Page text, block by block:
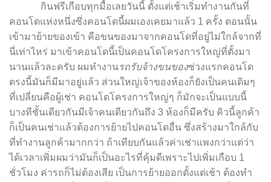
กินฟรีเกือบทุกมื้อเลยวันนี้ ตั้งแต่เช้าเริ่มทำงานกันที่
คอนโดแห่งหนึ่งซึ่งคอนโดนี้ผมเองเคยมาแล้ว 1 ครั้ง ตอนนั้น
เข้ามาย้ายของเข้า คือขนของมาจากคอนโดที่อยู่ไม่ใกล้จากที่
นี่เท่าไหร่ มาเข้าคอนโดนี้เป็นคอนโดโครงการใหญ่ที่ตั้งมา
นานแล้วละครับ ผมทำงานรถรับจ้างขนของช่วงแรกคอนโด
ตรงนี้มันก็มีมาอยู่แล้ว ส่วนใหญ่เจ้าของห้องก็ยังเป็นคนเดิมๆ
ที่เปลี่ยนคือผู้เช่า คอนโดโครงการใหญ่ๆ ก็มักจะเป็นแบบนี้
บางทีชั้นเดียวกันมีเจ้าคนเดียวกันถึง 3 ห้องก็มีครับ คิวนี้ลูกค้า
ก็เป็นคนเช่าแล้วต้องการย้ายไปคอนโดอื่น ซึ่งสร้างมาใกล้กับ
ที่ทำงานลูกค้ามากกว่า ถ้าเทียบกันแล้วค่าเช่าแพงกว่าแต่ว่า
ได้เวลาเพิ่มผมว่ามันก็เป็นอะไรที่คุ้มดีเพราะไปเพิ่มเกือบ 1
ชั่วโมง ค่ารถก็ไม่ต้องเสีย เป็นการย้ายออกตั้งแต่เช้า ต้องทำ